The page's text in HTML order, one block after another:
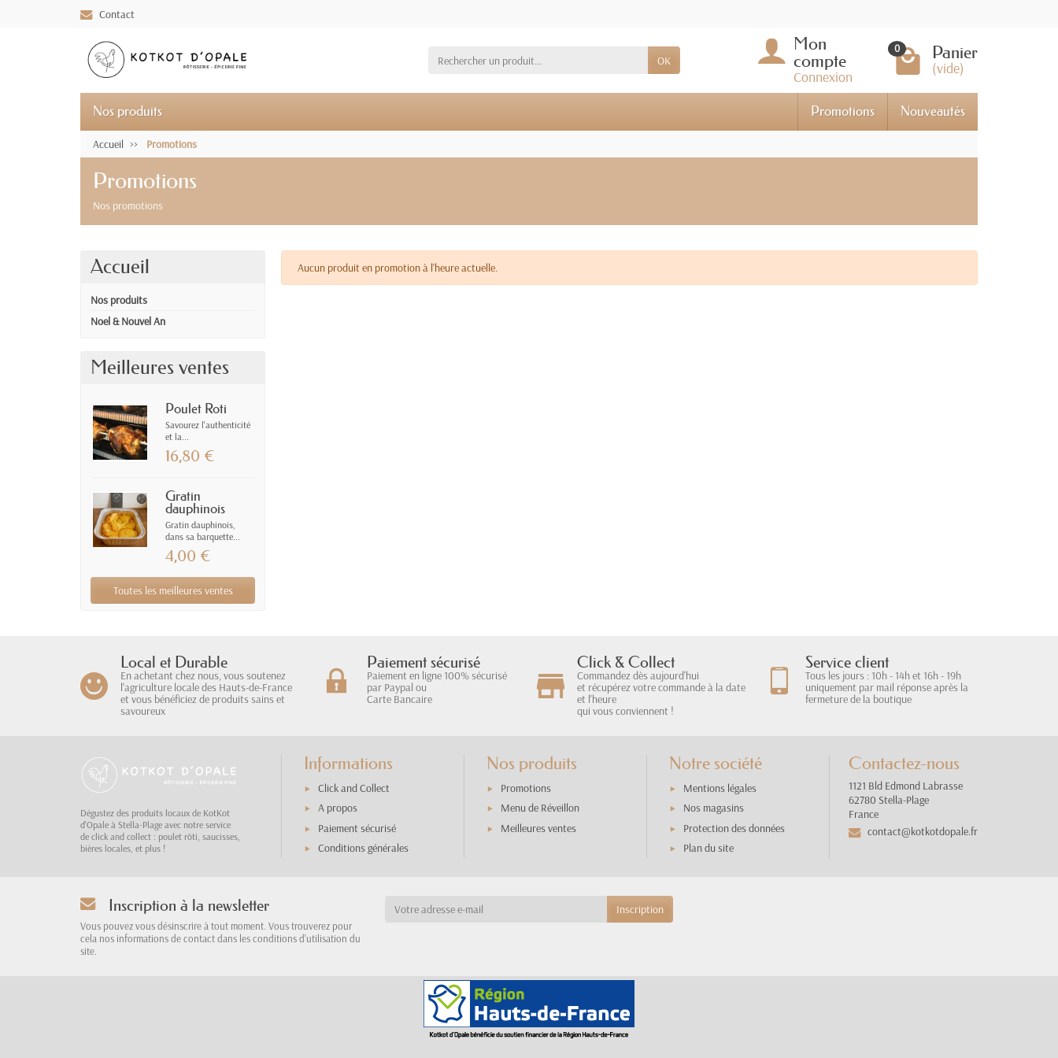
Contact
OK
Mon
compte
Connexion
0 Panier
(vide)
Nos produits Promotions Nouveautés
Accueil Promotions
Promotions
Nos promotions
Accueil
Nos produits
Noel & Nouvel An
Meilleures ventes
Poulet Roti
Savourez l'authenticité
et la...
16,80 €
Gratin
dauphinois
Gratin dauphinois,
dans sa barquette...
4,00 €
Toutes les meilleures ventes
Aucun produit en promotion à l'heure actuelle.
Local et Durable
En achetant chez nous, vous soutenez
l'agriculture locale des Hauts-de-France
et vous bénéficiez de produits sains et
savoureux
Paiement sécurisé
Paiement en ligne 100% sécurisé
par Paypal ou
Carte Bancaire
Click & Collect
Commandez dès aujourd'hui
et récupérez votre commande à la date
et l'heure
qui vous conviennent !
Service client
Tous les jours : 10h - 14h et 16h - 19h
uniquement par mail réponse après la
fermeture de la boutique
Dégustez des produits locaux de KotKot
d'Opale à Stella-Plage avec notre service
de click and collect : poulet rôti, saucisses,
bières locales, et plus !
Informations
Click and Collect
A propos
Paiement sécurisé
Conditions générales
Nos produits
Promotions
Menu de Réveillon
Meilleures ventes
Notre société
Mentions légales
Nos magasins
Protection des données
Plan du site
Contactez-nous
1121 Bld Edmond Labrasse
62780 Stella-Plage
France
contact@kotkotdopale.fr
Inscription à la newsletter
Vous pouvez vous désinscrire à tout moment. Vous trouverez pour
cela nos informations de contact dans les conditions d'utilisation du
site.